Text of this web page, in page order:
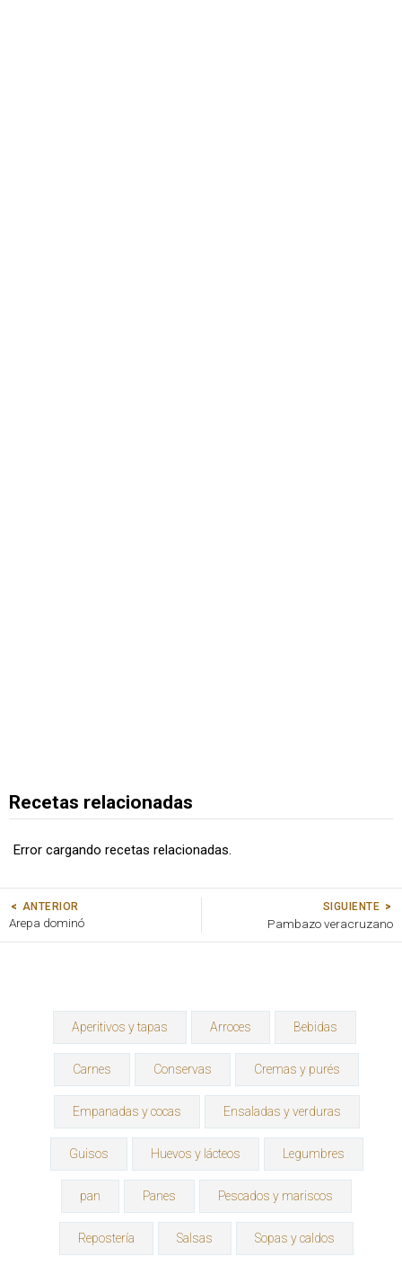
Recetas relacionadas
Error cargando recetas relacionadas.
ANTERIOR
Arepa dominó
SIGUIENTE
Pambazo veracruzano
Aperitivos y tapas Arroces Bebidas
Carnes Conservas Cremas y purés
Empanadas y cocas Ensaladas y verduras
Guisos Huevos y lácteos Legumbres
pan Panes Pescados y mariscos
Repostería Salsas Sopas y caldos